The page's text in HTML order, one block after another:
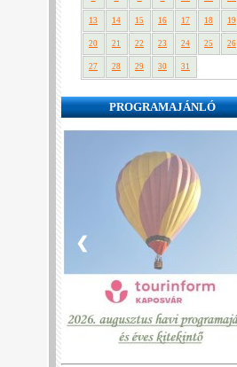
13 14 15 16 17 18 19
20 21 22 23 24 25 26
27 28 29 30 31
PROGRAMAJÁNLÓ
❮